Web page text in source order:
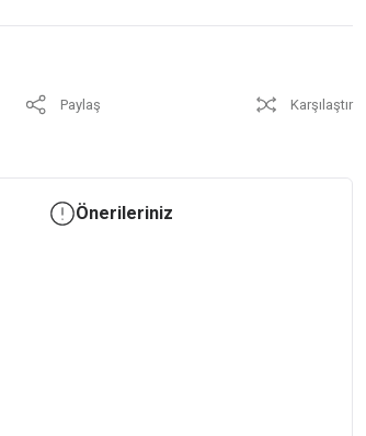
Paylaş Karşılaştır
Önerileriniz